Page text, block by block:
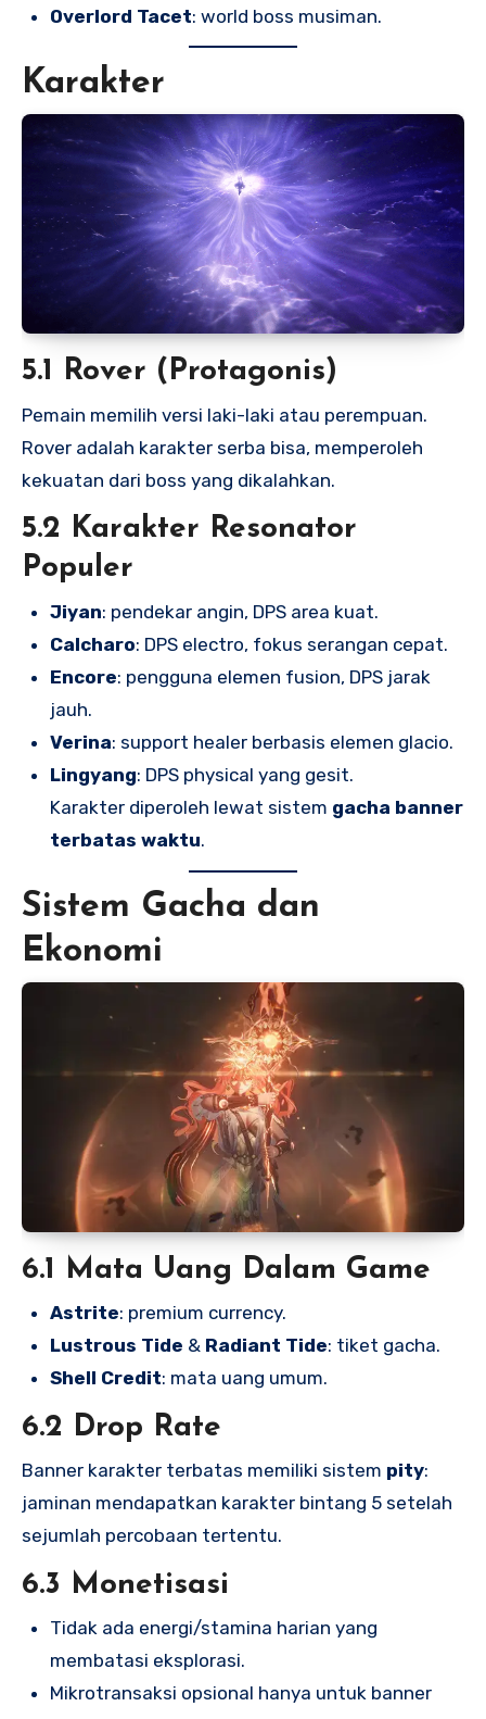
Overlord Tacet: world boss musiman.
Karakter
5.1 Rover (Protagonis)
Pemain memilih versi laki-laki atau perempuan.
Rover adalah karakter serba bisa, memperoleh
kekuatan dari boss yang dikalahkan.
5.2 Karakter Resonator
Populer
Jiyan: pendekar angin, DPS area kuat.
Calcharo: DPS electro, fokus serangan cepat.
Encore: pengguna elemen fusion, DPS jarak
jauh.
Verina: support healer berbasis elemen glacio.
Lingyang: DPS physical yang gesit.
Karakter diperoleh lewat sistem gacha banner
terbatas waktu.
Sistem Gacha dan
Ekonomi
6.1 Mata Uang Dalam Game
Astrite: premium currency.
Lustrous Tide & Radiant Tide: tiket gacha.
Shell Credit: mata uang umum.
6.2 Drop Rate
Banner karakter terbatas memiliki sistem pity:
jaminan mendapatkan karakter bintang 5 setelah
sejumlah percobaan tertentu.
6.3 Monetisasi
Tidak ada energi/stamina harian yang
membatasi eksplorasi.
Mikrotransaksi opsional hanya untuk banner